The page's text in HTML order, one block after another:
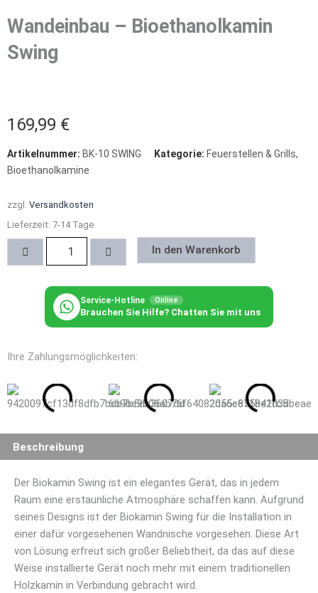
Wandeinbau – Bioethanolkamin
Swing
169,99 €
Artikelnummer: BK-10 SWING Kategorie: Feuerstellen & Grills,
Bioethanolkamine
zzgl. Versandkosten
Lieferzeit: 7-14 Tage
Swing
Menge
In den Warenkorb
Service-Hotline Online
Brauchen Sie Hilfe? Chatten Sie mit uns
Ihre Zahlungsmöglichkeiten:
Beschreibung
Der Biokamin Swing ist ein elegantes Gerät, das in jedem
Raum eine erstaunliche Atmosphäre schaffen kann. Aufgrund
seines Designs ist der Biokamin Swing für die Installation in
einer dafür vorgesehenen Wandnische vorgesehen. Diese Art
von Lösung erfreut sich großer Beliebtheit, da das auf diese
Weise installierte Gerät noch mehr mit einem traditionellen
Holzkamin in Verbindung gebracht wird.